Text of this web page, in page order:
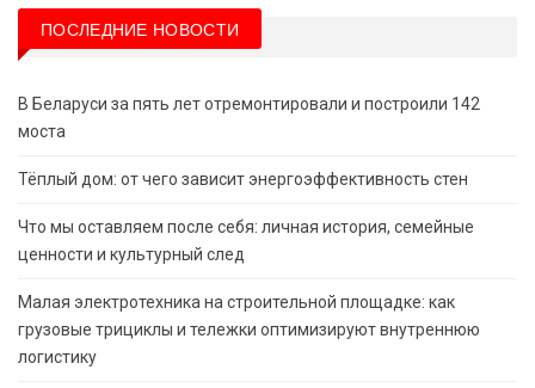
ПОСЛЕДНИЕ НОВОСТИ
В Беларуси за пять лет отремонтировали и построили 142
моста
Тёплый дом: от чего зависит энергоэффективность стен
Что мы оставляем после себя: личная история, семейные
ценности и культурный след
Малая электротехника на строительной площадке: как
грузовые трициклы и тележки оптимизируют внутреннюю
логистику